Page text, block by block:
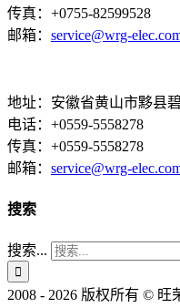
传真：+0755-82599528
邮箱： service@wrg-
地址：安徽省黄山市黟县
电话：+0559-5558278
传真：+0559-5558278
邮箱： service@wrg-
搜索
搜索...
2008 - 2026 版权所有 ©